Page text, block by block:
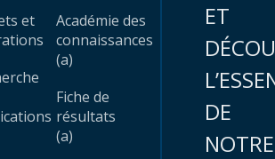
et
Académie des
connaissances
(a)
Fiche de
résultats
(a)
ET
DE
NOTRE